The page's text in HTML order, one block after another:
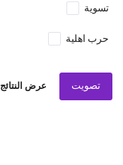
تسوية
حرب اهلية
تصويت عرض النتائج